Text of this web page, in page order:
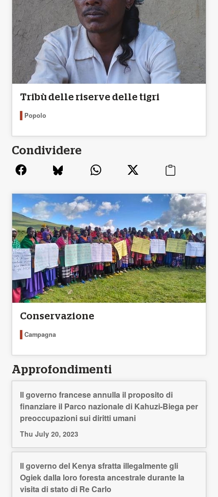
Tribù delle riserve delle tigri
Popolo
Condividere
Conservazione
Campagna
Approfondimenti
Il governo francese annulla il proposito di
finanziare il Parco nazionale di Kahuzi-Biega per
preoccupazioni sui diritti umani
Thu July 20, 2023
Il governo del Kenya sfratta illegalmente gli
Ogiek dalla loro foresta ancestrale durante la
visita di stato di Re Carlo